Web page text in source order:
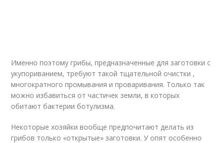
Именно поэтому грибы, предназначенные для заготовки с
укупориванием, требуют такой тщательной очистки ,
многократного промывания и проваривания. Только так
можно избавиться от частичек земли, в которых
обитают бактерии ботулизма.
Некоторые хозяйки вообще предпочитают делать из
грибов только «открытые» заготовки. У опят особенно